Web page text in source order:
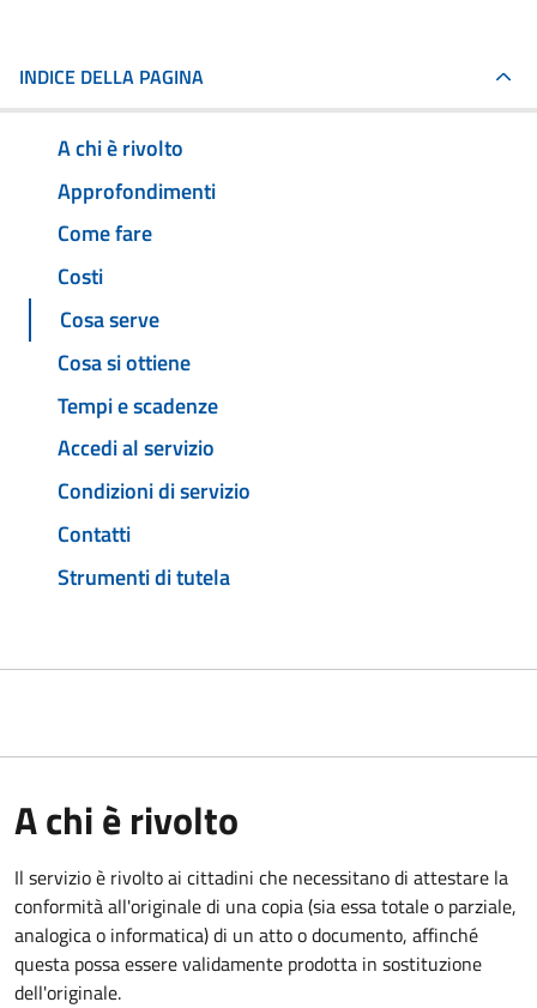
INDICE DELLA PAGINA
A chi è rivolto
Approfondimenti
Come fare
Costi
Cosa serve
Cosa si ottiene
Tempi e scadenze
Accedi al servizio
Condizioni di servizio
Contatti
Strumenti di tutela
A chi è rivolto
Il servizio è rivolto ai cittadini che necessitano di attestare la
conformità all'originale di una copia (sia essa totale o parziale,
analogica o informatica) di un atto o documento, affinché
questa possa essere validamente prodotta in sostituzione
dell'originale.